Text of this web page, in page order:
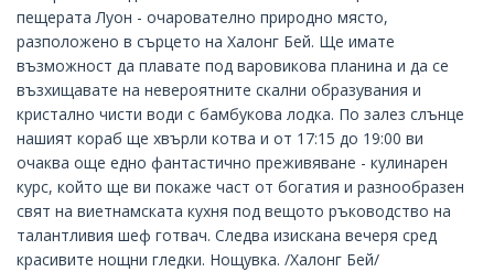
пещерата Луон - очарователно природно място,
разположено в сърцето на Халонг Бей. Ще имате
възможност да плавате под варовикова планина и да се
възхищавате на невероятните скални образувания и
кристално чисти води с бамбукова лодка. По залез слънце
нашият кораб ще хвърли котва и от 17:15 до 19:00 ви
очаква още едно фантастично преживяване - кулинарен
курс, който ще ви покаже част от богатия и разнообразен
свят на виетнамската кухня под вещото ръководство на
талантливия шеф готвач. Следва изискана вечеря сред
красивите нощни гледки. Нощувка. /Халонг Бей/